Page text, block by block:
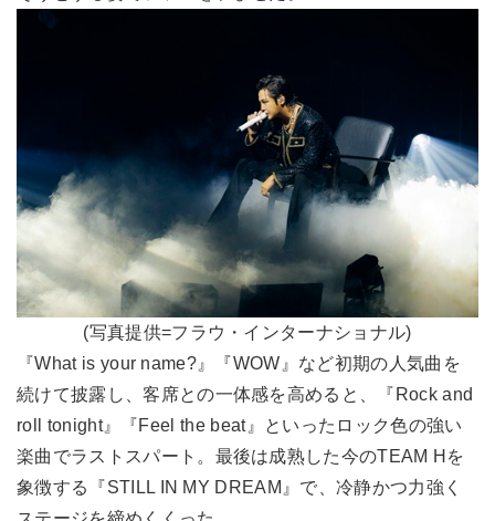
(写真提供=フラウ・インターナショナル)
『What is your name?』『WOW』など初期の人気曲を
続けて披露し、客席との一体感を高めると、『Rock and
roll tonight』『Feel the beat』といったロック色の強い
楽曲でラストスパート。最後は成熟した今のTEAM Hを
象徴する『STILL IN MY DREAM』で、冷静かつ力強く